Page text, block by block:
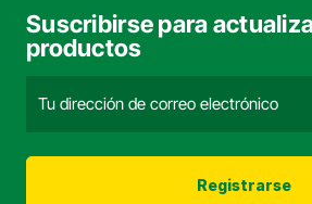
Suscribirse para
productos
electrónico